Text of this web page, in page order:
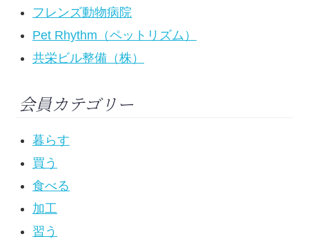
フレンズ動物病院
Pet Rhythm（ペットリズム）
共栄ビル整備（株）
会員カテゴリー
暮らす
買う
食べる
加工
習う